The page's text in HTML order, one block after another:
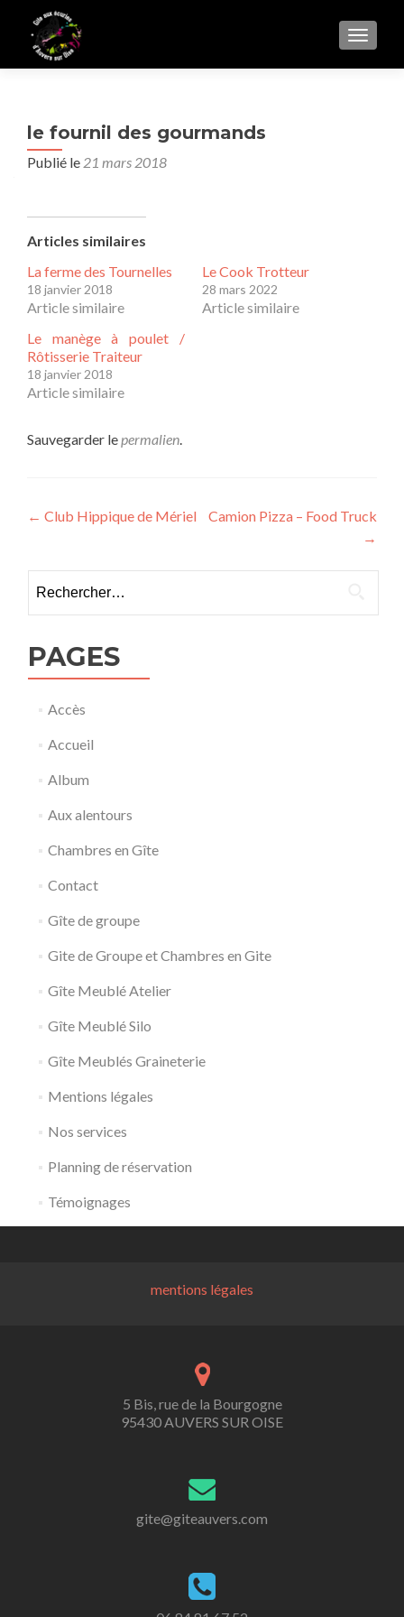
le fournil des gourmands
Publié le 21 mars 2018
Articles similaires
La ferme des Tournelles
18 janvier 2018
Article similaire
Le Cook Trotteur
28 mars 2022
Article similaire
Le manège à poulet /
Rôtisserie Traiteur
18 janvier 2018
Article similaire
Sauvegarder lepermalien.
Navigation
l’article
← Club Hippique de Mériel
Camion Pizza – Food Truck
→
PAGES
Accès
Accueil
Album
Aux alentours
Chambres en Gîte
Contact
Gîte de groupe
Gite de Groupe et Chambres en Gite
Gîte Meublé Atelier
Gîte Meublé Silo
Gîte Meublés Graineterie
Mentions légales
Nos services
Planning de réservation
Témoignages
mentions légales
5 Bis, rue de la Bourgogne
95430 AUVERS SUR OISE
gite@giteauvers.com